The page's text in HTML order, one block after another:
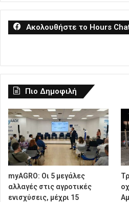
Ακολουθήστε το Hours
Πιο Δημοφιλή
myAGRO: Οι 5 μεγάλες
αλλαγές στις αγροτικές
ενισχύσεις, μέχρι 15